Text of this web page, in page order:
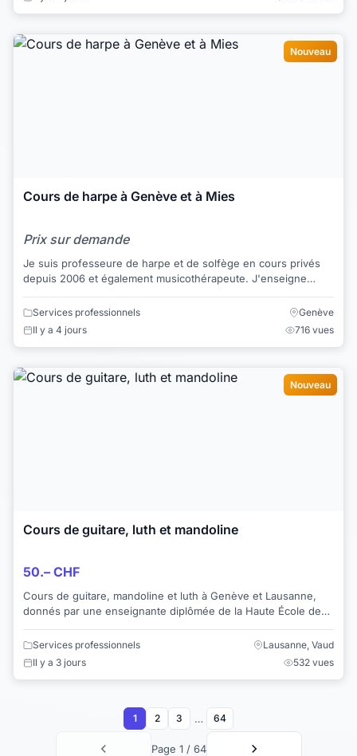
Nouveau
Cours de harpe à Genève et à Mies
Prix sur demande
Je suis professeure de harpe et de solfège en cours privés
depuis 2006 et également musicothérapeute. J'enseigne
Services professionnels
Genève
Il y a 4 jours
716 vues
Nouveau
Cours de guitare, luth et mandoline
50.– CHF
Cours de guitare, mandoline et luth à Genève et Lausanne,
donnés par une enseignante diplômée de la Haute École de
Musique de Genève et de Moscou. Pou...
Services professionnels
Lausanne, Vaud
Il y a 3 jours
532 vues
Page 1 / 64
1 2 3 … 64